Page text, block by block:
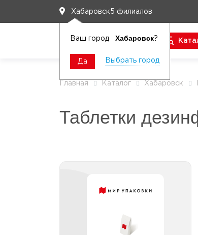
Хабаровск5 филиалов
Ваш город Хабаровск?
Да Выбрать город
Главная Каталог Хабаровск
Таблетки
дезинфицирующие без